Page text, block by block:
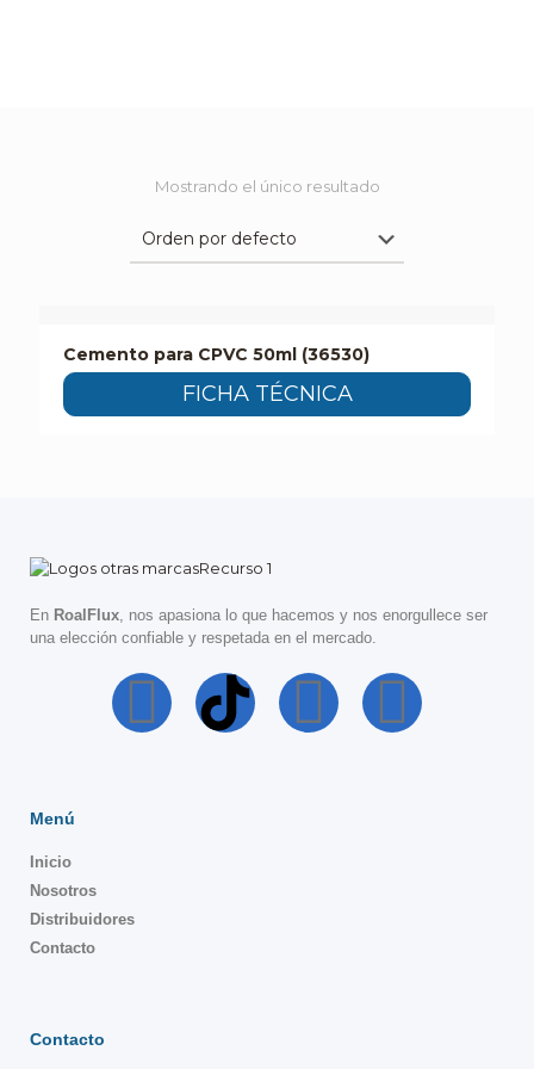
Mostrando el único resultado
Cemento para CPVC 50ml (36530)
FICHA TÉCNICA
En RoalFlux, nos apasiona lo que hacemos y nos enorgullece ser
una elección confiable y respetada en el mercado.
Menú
Inicio
Nosotros
Distribuidores
Contacto
Contacto